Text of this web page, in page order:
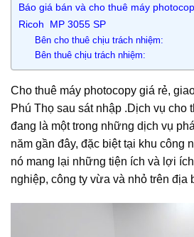
Báo giá bán và cho thuê máy
Ricoh MP 3055 SP
Bên cho thuê chịu trách nhiệm:
Bên thuê chịu trách nhiệm:
Cho thuê máy photocopy giá rẻ,
Phú Thọ sau sát nhập .Dịch vụ cho
đang là một trong những dịch vụ
năm gần đây, đặc biệt tại khu công
nó mang lại những tiện ích và lợi
nghiệp, công ty vừa và nhỏ trên địa